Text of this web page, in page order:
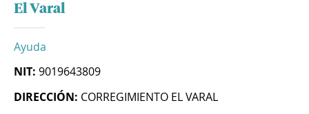
El Varal
Ayuda
NIT: 9019643809
DIRECCIÓN: CORREGIMIENTO EL VARAL